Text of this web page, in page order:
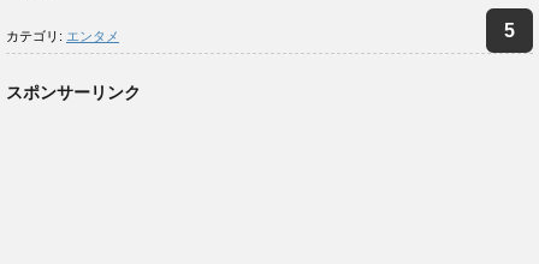
カテゴリ: エンタメ
スポンサーリンク